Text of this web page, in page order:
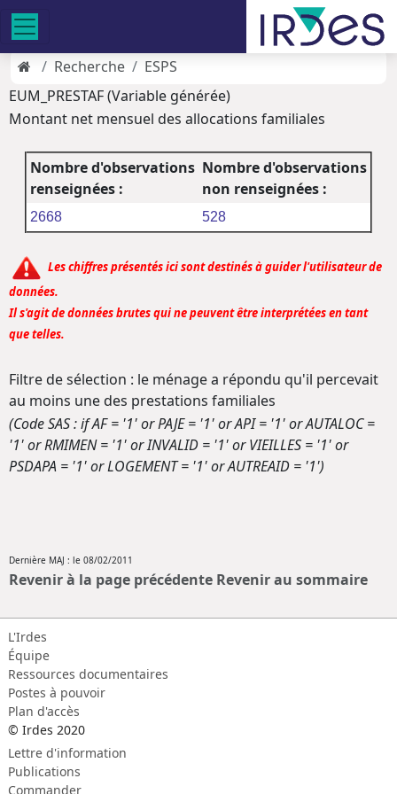
Recherche
ESPS
EUM_PRESTAF (Variable générée)
Montant net mensuel des allocations familiales
Nombre d'observations
renseignées :
Nombre d'observations
non renseignées :
2668 528
Les chiffres présentés ici sont destinés à guider l'utilisateur de
données.
Il s'agit de données brutes qui ne peuvent être interprétées en tant
que telles.
Filtre de sélection : le ménage a répondu qu'il percevait
au moins une des prestations familiales
(Code SAS : if AF = '1' or PAJE = '1' or API = '1' or AUTALOC =
'1' or RMIMEN = '1' or INVALID = '1' or VIEILLES = '1' or
PSDAPA = '1' or LOGEMENT = '1' or AUTREAID = '1')
Dernière MAJ : le 08/02/2011
Revenir à la page précédente Revenir au sommaire
L'Irdes
Équipe
Ressources documentaires
Postes à pouvoir
Plan d'accès
© Irdes 2020
Lettre d'information
Publications
Commander